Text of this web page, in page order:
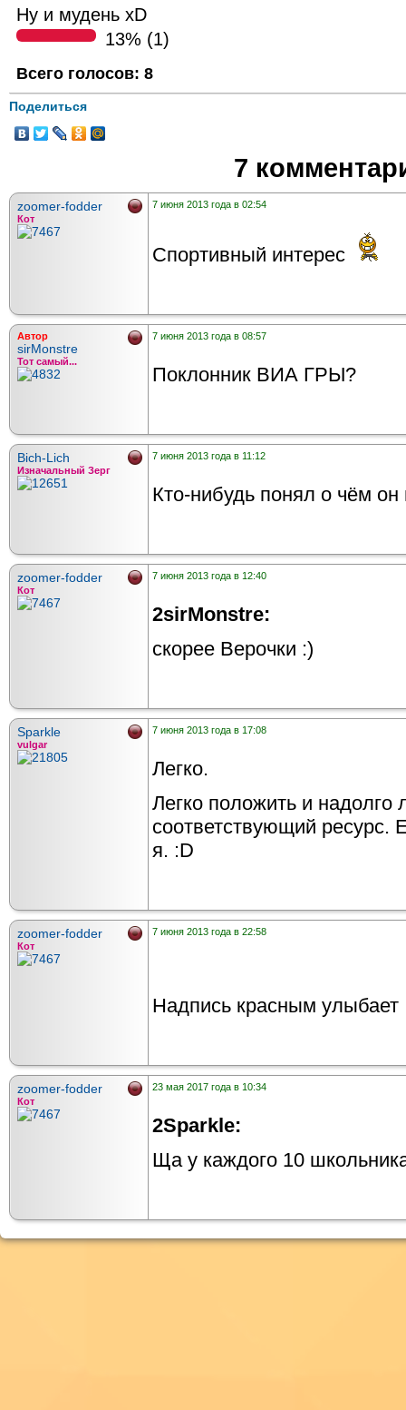
Ну и мудень хD
13% (1)
Всего голосов: 8
Поделиться
7
zoomer-fodder
Кот
7 июня 2013 года в 02:54
Спортивный интерес
Автор
sirMonstre
Тот самый...
7 июня 2013 года в 08:57
Поклонник ВИА ГРЫ?
Bich-Lich
Изначальный Зерг
7 июня 2013 года в 11:12
Кто-нибудь понял о чём
zoomer-fodder
Кот
7 июня 2013 года в 12:40
2sirMonstre:
скорее Верочки :)
Sparkle
vulgar
7 июня 2013 года в 17:08
Легко.
Легко положить и
соответствующий ресурс.
я. :D
zoomer-fodder
Кот
7 июня 2013 года в 22:58
Надпись красным улыбает
zoomer-fodder
Кот
23 мая 2017 года в 10:34
2Sparkle:
Ща у каждого 10